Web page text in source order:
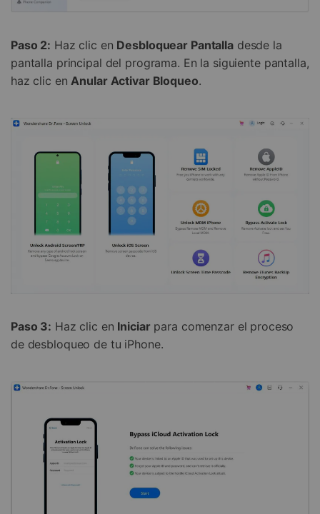
Paso 2: Haz clic en Desbloquear Pantalla desde la
pantalla principal del programa. En la siguiente pantalla,
haz clic en Anular Activar Bloqueo.
Paso 3: Haz clic en Iniciar para comenzar el proceso
de desbloqueo de tu iPhone.